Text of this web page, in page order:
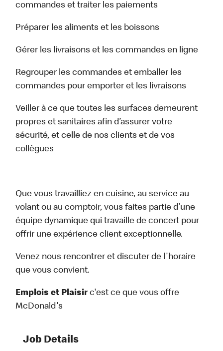
commandes et traiter les paiements
Préparer les aliments et les boissons
Gérer les livraisons et les commandes en ligne
Regrouper les commandes et emballer les
commandes pour emporter et les livraisons
Veiller à ce que toutes les surfaces demeurent
propres et sanitaires afin d’assurer votre
sécurité, et celle de nos clients et de vos
collègues
Que vous travailliez en cuisine, au service au
volant ou au comptoir, vous faites partie d’une
équipe dynamique qui travaille de concert pour
offrir une expérience client exceptionnelle.
Venez nous rencontrer et discuter de l'horaire
que vous convient.
Emplois et Plaisirc'est ce que vous offre
McDonald's
Job Details